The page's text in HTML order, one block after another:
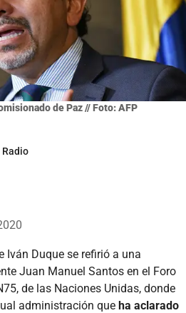
de Paz // Foto: AFP
Radio
Iván Duque se refirió a una
Juan Manuel Santos en el Foro
de las Naciones Unidas, donde
administración que ha aclarado